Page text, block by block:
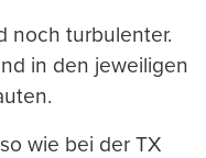
noch turbulenter.
in den jeweiligen
wie bei der TX